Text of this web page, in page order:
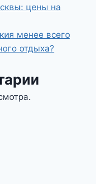
цены на
менее всего
отдыха?